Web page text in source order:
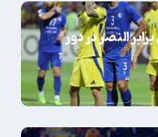
النصر در دور